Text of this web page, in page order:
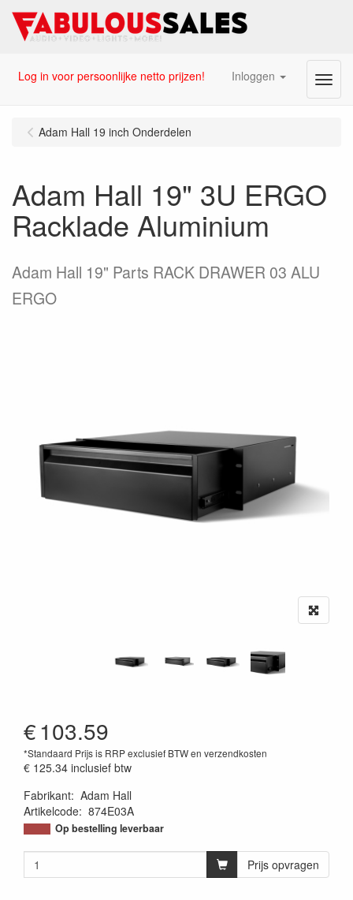
Log in voor persoonlijke netto prijzen! Inloggen Menu
Adam Hall 19 inch Onderdelen
Adam Hall 19" 3U ERGO
Racklade Aluminium
Adam Hall 19" Parts RACK DRAWER 03 ALU
ERGO
€103.59
*Standaard Prijs is RRP exclusief BTW en verzendkosten
€ 125.34 inclusief btw
Fabrikant: Adam Hall
Artikelcode: 874E03A
Op bestelling leverbaar
Prijs opvragen